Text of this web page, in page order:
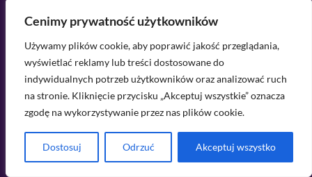
Cenimy prywatność użytkowników
Używamy plików cookie, aby poprawić jakość przeglądania,
wyświetlać reklamy lub treści dostosowane do
indywidualnych potrzeb użytkowników oraz analizować ruch
na stronie. Kliknięcie przycisku „Akceptuj wszystkie” oznacza
zgodę na wykorzystywanie przez nas plików cookie.
Dostosuj Odrzuć Akceptuj wszystko
Lekkowear.pl to inspirujący blog poświęcony modzie,
zdrowiu i dobremu samopoczuciu. Skupiamy się na
dostarczaniu czytelniczkom i czytelnikom przydatnych